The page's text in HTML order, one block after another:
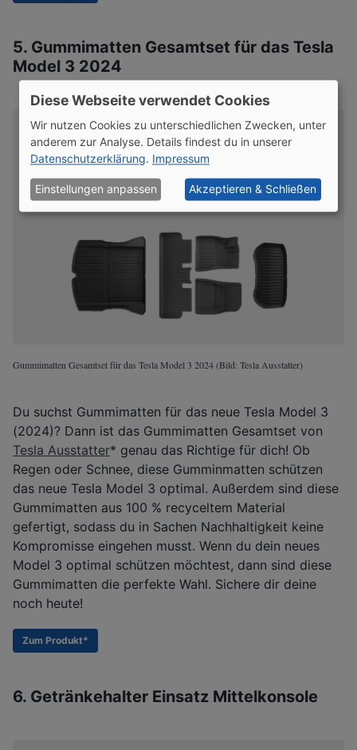
5. Gummimatten Gesamtset für das Tesla
Model 3 2024
Gummimatten Gesamtset für das Tesla Model 3 2024 (Bild: Tesla Ausstatter)
Du suchst Gummimatten für das neue Tesla Model 3
(2024)? Dann ist das Gummimatten Gesamtset von
Tesla Ausstatter* genau das Richtige für dich! Ob
Regen oder Schnee, diese Gumminmatten schützen
das neue Tesla Model 3 optimal. Außerdem sind diese
Gummimatten aus 100 % recyceltem Material
gefertigt, sodass du in Sachen Nachhaltigkeit keine
Kompromisse eingehen musst. Wenn du dein neues
Model 3 optimal schützen möchtest, dann sind diese
Gummimatten die perfekte Wahl. Sichere dir deine
noch heute!
Zum Produkt*
6. Getränkehalter Einsatz Mittelkonsole
Diese Webseite verwendet Cookies
Wir nutzen Cookies zu unterschiedlichen Zwecken, unter
anderem zur Analyse. Details findest du in unserer
Datenschutzerklärung. Impressum
Einstellungen anpassen Akzeptieren & Schließen